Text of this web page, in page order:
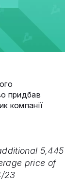
придбав
компанії
5,445
price of
23